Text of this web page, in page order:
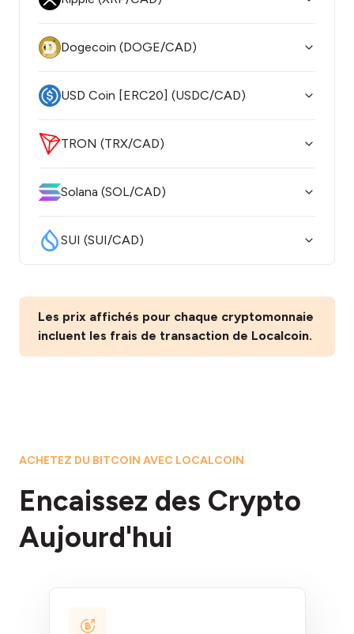
Dogecoin (DOGE/CAD)
USD Coin [ERC20] (USDC/CAD)
TRON (TRX/CAD)
Solana (SOL/CAD)
SUI (SUI/CAD)
Les prix affichés pour chaque cryptomonnaie
incluent les frais de transaction de Localcoin.
ACHETEZ DU BITCOIN AVEC LOCALCOIN
Encaissez des Crypto
Aujourd'hui